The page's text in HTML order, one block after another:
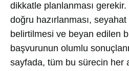
dikkatle planlanması
doğru hazırlanması, seyahat
belirtilmesi ve beyan edilen
başvurunun olumlu
sayfada, tüm bu sürecin her